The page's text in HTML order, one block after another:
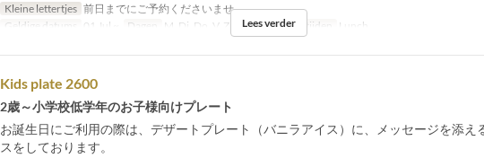
Kleine lettertjes 前日までにご予約くださいませ。
Geldige datums
01 Jul ~ Dagen M, Di, Do, V, Za, Zo, Vak Maaltijden Lunch
Lees verder
Kids plate 2600
2歳～小学校低学年のお子様向けプレート
お誕生日にご利用の際は、デザートプレート（バニラアイス）に、メッセージを添え
スをしております。